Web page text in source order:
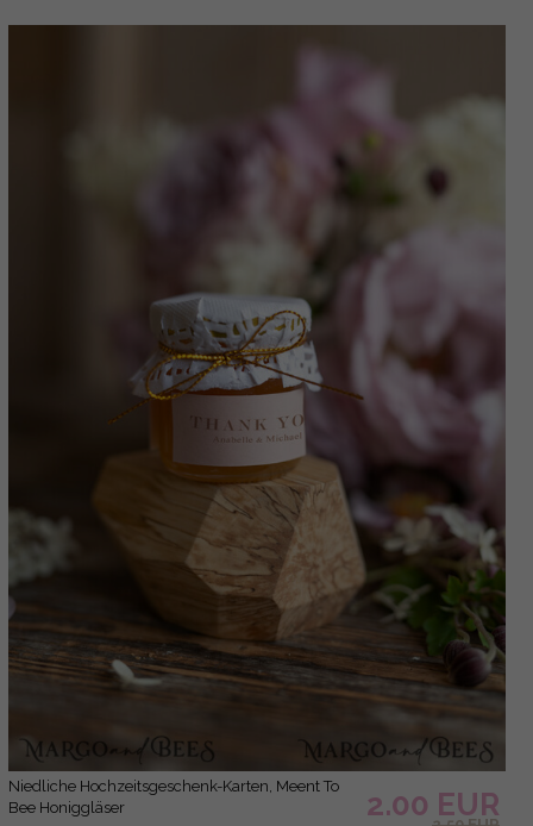
niedliche Hochzeitsgeschenk-Karten, Meent To
Bee Honiggläser
2.00 EUR